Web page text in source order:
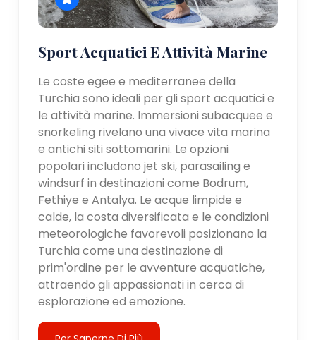
Sport Acquatici E Attività Marine
Le coste egee e mediterranee della
Turchia sono ideali per gli sport acquatici e
le attività marine. Immersioni subacquee e
snorkeling rivelano una vivace vita marina
e antichi siti sottomarini. Le opzioni
popolari includono jet ski, parasailing e
windsurf in destinazioni come Bodrum,
Fethiye e Antalya. Le acque limpide e
calde, la costa diversificata e le condizioni
meteorologiche favorevoli posizionano la
Turchia come una destinazione di
prim'ordine per le avventure acquatiche,
attraendo gli appassionati in cerca di
esplorazione ed emozione.